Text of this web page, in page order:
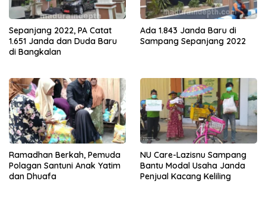
Sepanjang 2022, PA Catat
1.651 Janda dan Duda Baru
di Bangkalan
Ada 1.843 Janda Baru di
Sampang Sepanjang 2022
Ramadhan Berkah, Pemuda
Polagan Santuni Anak Yatim
dan Dhuafa
NU Care-Lazisnu Sampang
Bantu Modal Usaha Janda
Penjual Kacang Keliling